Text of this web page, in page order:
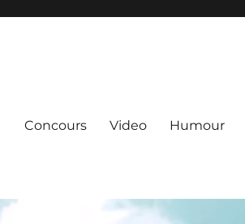
Concours Video Humour